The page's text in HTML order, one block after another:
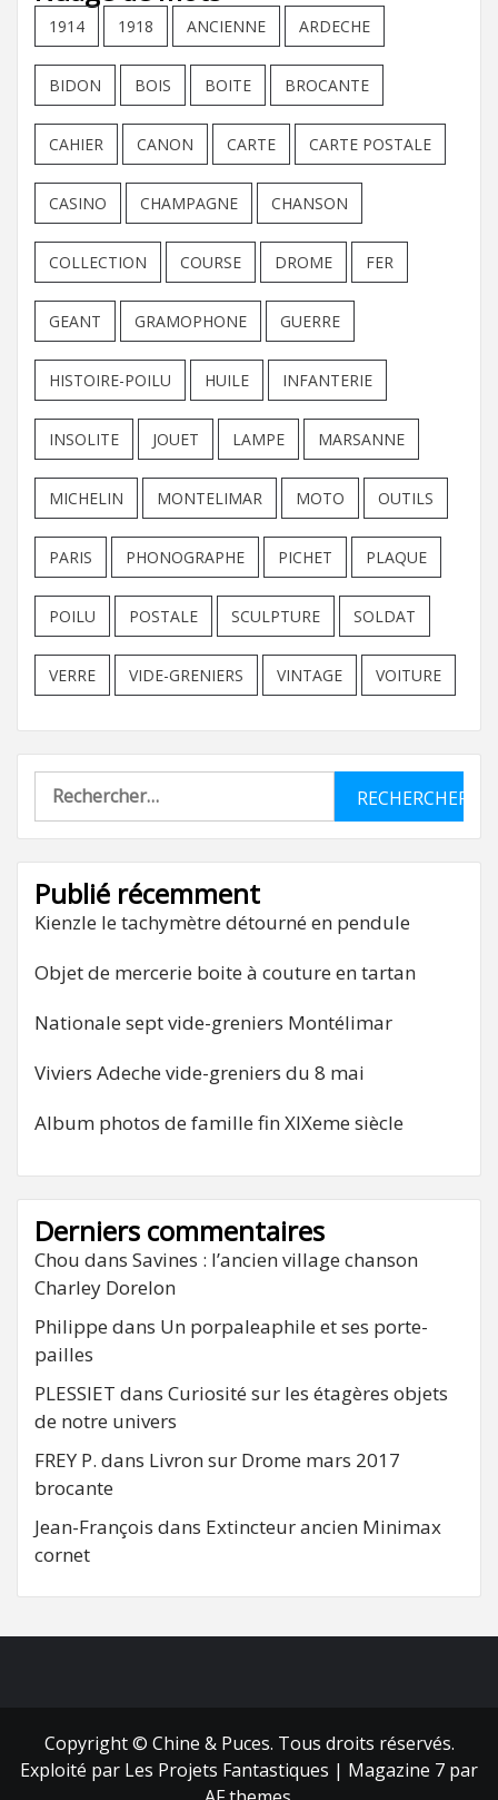
1914 1918 ANCIENNE ARDECHE
BIDON BOIS BOITE BROCANTE
CAHIER CANON CARTE CARTE POSTALE
CASINO CHAMPAGNE CHANSON
COLLECTION COURSE DROME FER
GEANT GRAMOPHONE GUERRE
HISTOIRE-POILU HUILE INFANTERIE
INSOLITE JOUET LAMPE MARSANNE
MICHELIN MONTELIMAR MOTO OUTILS
PARIS PHONOGRAPHE PICHET PLAQUE
POILU POSTALE SCULPTURE SOLDAT
VERRE VIDE-GRENIERS VINTAGE VOITURE
Rechercher :
Publié récemment
Kienzle le tachymètre détourné en pendule
Objet de mercerie boite à couture en tartan
Nationale sept vide-greniers Montélimar
Viviers Adeche vide-greniers du 8 mai
Album photos de famille fin XIXeme siècle
Derniers commentaires
Chou dans Savines : l’ancien village chanson
Charley Dorelon
Philippe dans Un porpaleaphile et ses porte-
pailles
PLESSIET dans Curiosité sur les étagères objets
de notre univers
FREY P. dans Livron sur Drome mars 2017
brocante
Jean-François dans Extincteur ancien Minimax
cornet
Copyright © Chine & Puces. Tous droits réservés.
Exploité par Les Projets Fantastiques | Magazine 7 par